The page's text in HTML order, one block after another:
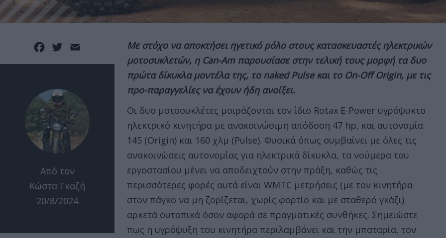
Facebook
Twitter
Από τον
Κώστα Γκαζή
20/8/2024
Με στόχο να αποκτήσει ηγετικό ρόλο στους κατασκευαστές ηλεκτρικών
μοτοσυκλετών, η Can-Am παρουσίασε στην τελική τους μορφή τα δυο
πρώτα δίκυκλα μοντέλα της, το naked Pulse και το On-Off Origin, με τις
προ-παραγγελίες να έχουν ήδη ανοίξει.
Οι δυο μοτοσυκλέτες μοιράζονται τον ίδιο Rotax E-Power υγρόψυκτο
ηλεκτρικό κινητήρα με ανακοινώσιμη απόδοση 47 hp, και αυτονομία
145 (Origin) και 160 χλμ (Pulse). Φυσικά όπως συμβαίνει με όλες τις
ανακοινώσεις αυτονομίας για ηλεκτρικά δίκυκλα, τα νούμερα του
εργοστασίου μένει να αποδειχτούν στην πράξη, καθώς τις
περισσότερες φορές αυτά είναι WMTC μετρήσεις (με τον κινητήρα
στον πάγκο να μη ζορίζεται, χωρίς φορτίο και με σταθερό γκάζι)
αρκετά ουτοπικά όσον αφορά σε πραγματικές συνθήκες. Σημειώστε
πως η υγρόψυξη του κινητήρα περιλαμβάνει και την μπαταρία, τον